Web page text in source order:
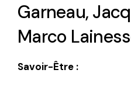
Garneau,
Marco
Savoir-Être :